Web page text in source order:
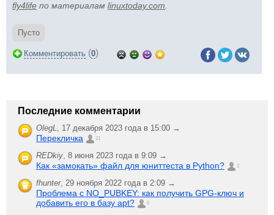
fly4life по материалам linuxtoday.com
Пусто
Комментировать (0)
Последние комментарии
OlegL, 17 декабря 2023 года в 15:00 →
Перекличка 21
REDkiy, 8 июня 2023 года в 9:09 →
Как «замокать» файл для юниттеста в Python? 2
fhunter, 29 ноября 2022 года в 2:09 →
Проблема с NO_PUBKEY: как получить GPG-ключ и
добавить его в базу apt?
6